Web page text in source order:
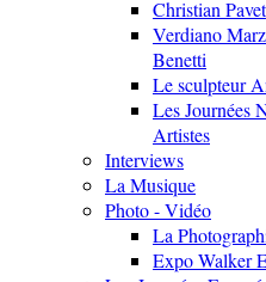
Christian Pavet
Verdiano
Benetti
Le sculpteur
Les Journées
Artistes
Interviews
La Musique
Photo - Vidéo
La
Expo Walker